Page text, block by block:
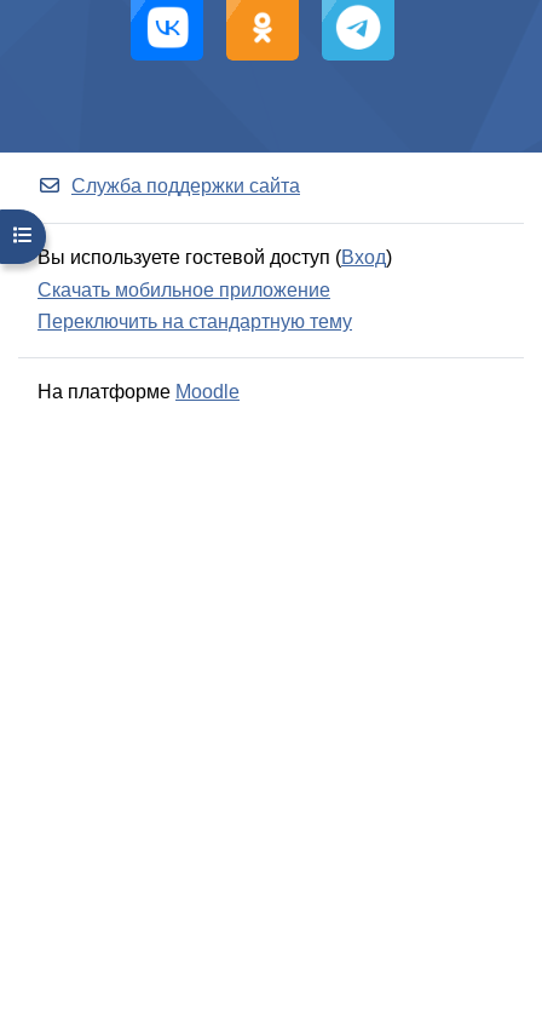
Открыть оглавление курса
Служба поддержки сайта
Вы используете гостевой доступ (Вход)
Скачать мобильное приложение
Переключить на стандартную тему
На платформе Moodle